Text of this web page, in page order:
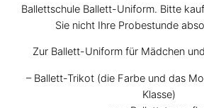
Ballettschule Ballett-Uniform. Bitte
Sie nicht Ihre Probestunde
Zur Ballett-Uniform für Mädchen
– Ballett-Trikot (die Farbe und das
Klasse)